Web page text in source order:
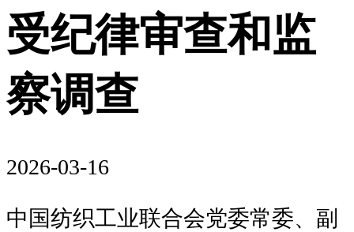
受纪律审查和监
察调查
2026-03-16
中国纺织工业联合会党委常委、副